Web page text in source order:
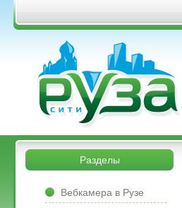
Перейти к основному содержанию
&bsps;
&bsps;
Разделы
Вебкамера в Рузе